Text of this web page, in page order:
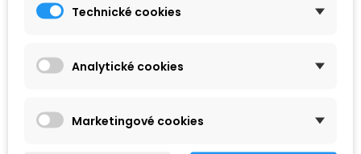
Prodloužená kovovábotka Shield Arms pro zásobník S15 pro
Glock 43X/48 zvyšující kapacitu zásobníku o 10 ran.
Povrchová úprava: Type 2 elox
Protiskluzové výřezy pro lepší úchop při tasení ze sumky
Součástí balení je zesílená pružina s prodlouženou délkou.
Technické cookies
Analytické cookies
Marketingové cookies